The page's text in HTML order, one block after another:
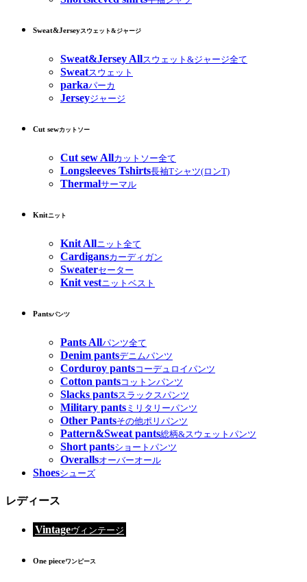
Sweat&Jerseyスウェット&ジャージ
Sweat&Jersey Allスウェット&ジャージ全て
Sweatスウェット
parkaパーカ
Jerseyジャージ
Cut sewカットソー
Cut sew Allカットソー全て
Longsleeves Tshirts長袖Tシャツ(ロンT)
Thermalサーマル
Knitニット
Knit Allニット全て
Cardigansカーディガン
Sweaterセーター
Knit vestニットベスト
Pantsパンツ
Pants Allパンツ全て
Denim pantsデニムパンツ
Corduroy pantsコーデュロイパンツ
Cotton pantsコットンパンツ
Slacks pantsスラックスパンツ
Military pants ミリタリーパンツ
Other Pantsその他ポリパンツ
Pattern&Sweat pants総柄&スウェットパンツ
Short pantsショートパンツ
Overallsオーバーオール
Shoesシューズ
レディース
Vintageヴィンテージ
One pieceワンピース